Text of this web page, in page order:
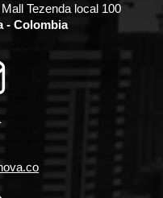
Tezenda local 100
- Colombia